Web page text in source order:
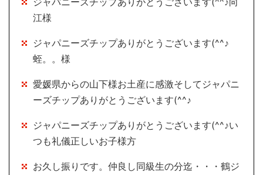
江様
ジャパニーズチップありがとうございます(^^♪
蛭。。様
愛媛県からの山下様お土産に感激そしてジャパニ
ーズチップありがとうございます(^^♪
ジャパニーズチップありがとうございます(^^♪い
つも礼儀正しいお子様方
お久し振りです。仲良し同級生の分迄・・・鶴ジ